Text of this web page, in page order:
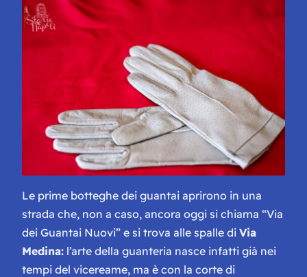
Le prime botteghe dei guantai aprirono in una
strada che, non a caso, ancora oggi si chiama “Via
dei Guantai Nuovi” e si trova alle spalle di Via
Medina: l’arte della guanteria nasce infatti già nei
tempi del vicereame, ma è con la corte di